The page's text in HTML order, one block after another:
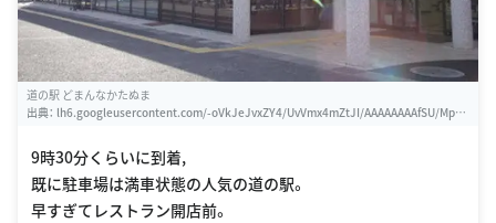
道の駅 どまんなかたぬま
出典： lh6.googleusercontent.com/-oVkJeJvxZY4/UvVmx4mZtJI/AAAAAAAAfSU/Mp7c
9時30分くらいに到着,
既に駐車場は満車状態の人気の道の駅。
早すぎてレストラン開店前。